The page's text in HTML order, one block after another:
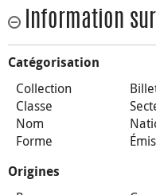
Information
Catégorisation
Collection
Classe
Nom
Forme
Émis
Origines